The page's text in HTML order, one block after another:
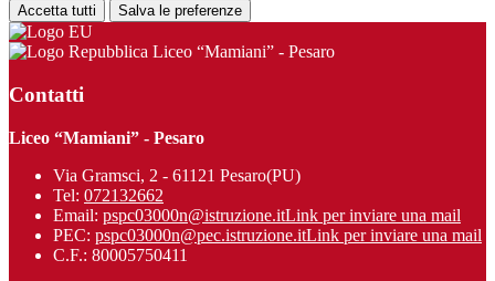
Accetta tutti Salva le preferenze
Liceo “Mamiani” - Pesaro
Contatti
Liceo “Mamiani” - Pesaro
Via Gramsci, 2 - 61121 Pesaro(PU)
Tel: 072132662
Email: pspc03000n@istruzione.itLink per inviare una mail
PEC: pspc03000n@pec.istruzione.itLink per inviare una mail
C.F.: 80005750411